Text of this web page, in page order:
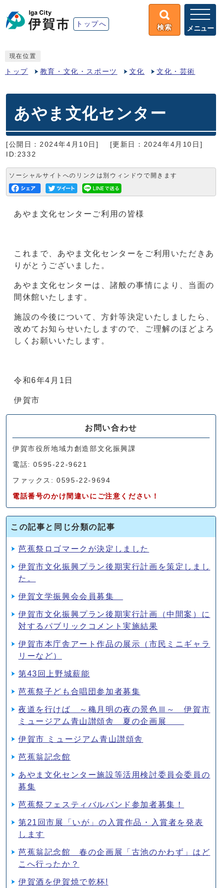
トップへ 検索 メニュー
現在位置
トップ 教育・文化・スポーツ 文化 文化・芸術
あやま文化センター
[公開日：2024年4月10日]
[更新日：2024年4月10日]
ID:2332
ソーシャルサイトへのリンクは別ウィンドウで開きます
あやま文化センターご利用の皆様
これまで、あやま文化センターをご利用いただきあ
りがとうございました。
あやま文化センターは、諸般の事情により、当面の
間休館いたします。
施設の今後について、方針等決定いたしましたら、
改めてお知らせいたしますので、ご理解のほどよろ
しくお願いいたします。
令和6年4月1日
伊賀市
お問い合わせ
伊賀市役所地域力創造部文化振興課
電話: 0595-22-9621
ファックス: 0595-22-9694
電話番号のかけ間違いにご注意ください！
この記事と同じ分類の記事
芭蕉祭ロゴマークが決定しました
伊賀市文化振興プラン後期実行計画を策定しまし
た。
伊賀文学振興会会員募集
伊賀市文化振興プラン後期実行計画（中間案）に
対するパブリックコメント実施結果
伊賀市本庁舎アート作品の展示（市民ミニギャラ
リーなど）
第43回上野城薪能
芭蕉祭子ども合唱団参加者募集
夜道を行けば ～穐月明の夜の景色Ⅲ～ 伊賀市
ミュージアム青山讃頌舎 夏の企画展
伊賀市 ミュージアム青山讃頌舎
芭蕉翁記念館
あやま文化センター施設等活用検討委員会委員の
募集
芭蕉祭フェスティバルバンド参加者募集！
第21回市展「いが」の入賞作品・入賞者を発表
します
芭蕉翁記念館 春の企画展「古池のかわず」はど
こへ行ったか？
伊賀酒を伊賀焼で乾杯!